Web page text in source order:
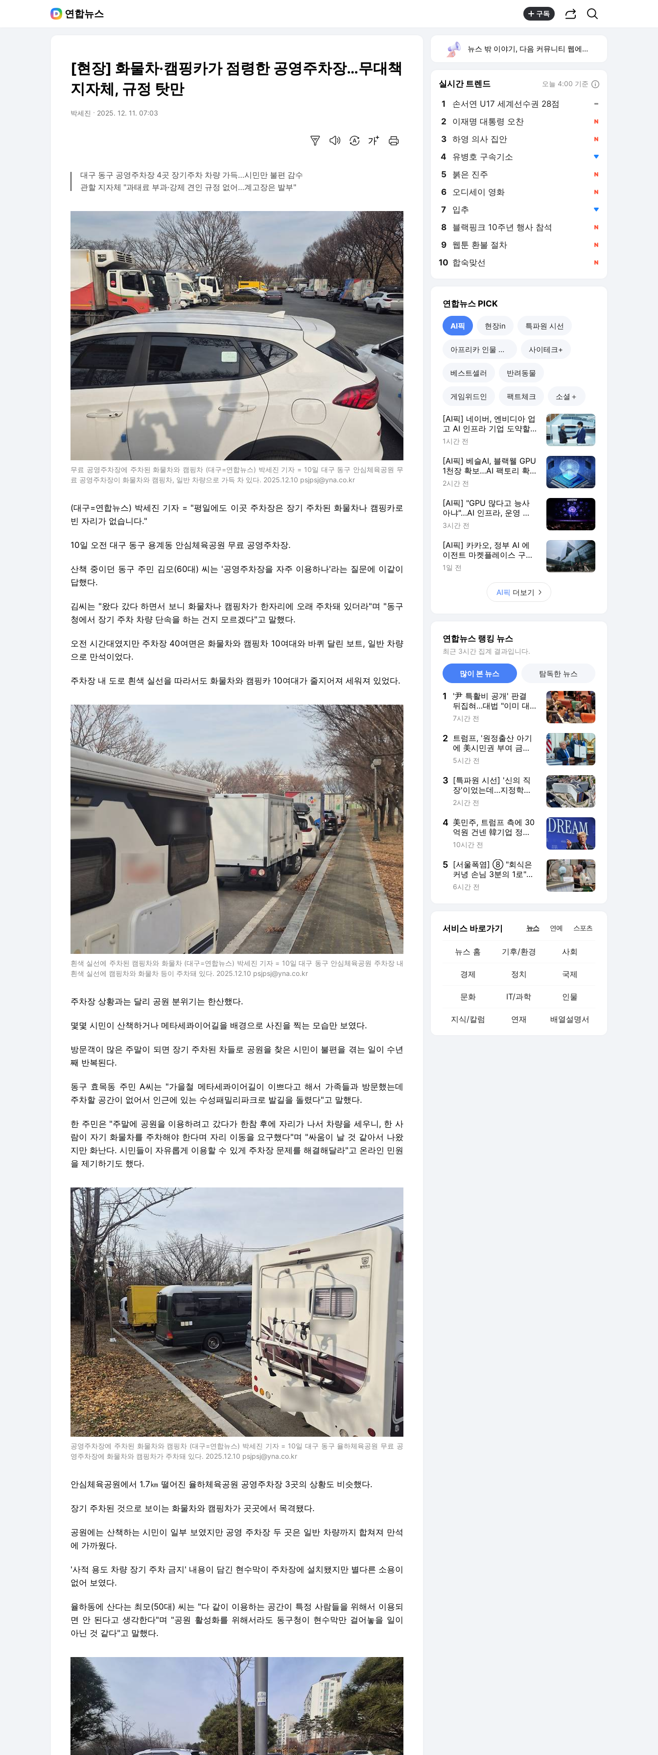
연합뉴스 구독
[현장] 화물차·캠핑카가 점령한 공영주차장…무대책
지자체, 규정 탓만
박세진 2025. 12. 11. 07:03
대구 동구 공영주차장 4곳 장기주차 차량 가득…시민만 불편 감수
관할 지자체 "과태료 부과·강제 견인 규정 없어…계고장은 발부"
무료 공영주차장에 주차된 화물차와 캠핑차 (대구=연합뉴스) 박세진 기자 = 10일 대구 동구 안심체육공원 무
료 공영주차장이 화물차와 캠핑차, 일반 차량으로 가득 차 있다. 2025.12.10 psjpsj@yna.co.kr
(대구=연합뉴스) 박세진 기자 = "평일에도 이곳 주차장은 장기 주차된 화물차나 캠핑카로
빈 자리가 없습니다."
10일 오전 대구 동구 용계동 안심체육공원 무료 공영주차장.
산책 중이던 동구 주민 김모(60대) 씨는 '공영주차장을 자주 이용하나'라는 질문에 이같이
답했다.
김씨는 "왔다 갔다 하면서 보니 화물차나 캠핑차가 한자리에 오래 주차돼 있더라"며 "동구
청에서 장기 주차 차량 단속을 하는 건지 모르겠다"고 말했다.
오전 시간대였지만 주차장 40여면은 화물차와 캠핑차 10여대와 바퀴 달린 보트, 일반 차량
으로 만석이었다.
주차장 내 도로 흰색 실선을 따라서도 화물차와 캠핑카 10여대가 줄지어져 세워져 있었다.
흰색 실선에 주차된 캠핑차와 화물차 (대구=연합뉴스) 박세진 기자 = 10일 대구 동구 안심체육공원 주차장 내
흰색 실선에 캠핑차와 화물차 등이 주차돼 있다. 2025.12.10 psjpsj@yna.co.kr
주차장 상황과는 달리 공원 분위기는 한산했다.
몇몇 시민이 산책하거나 메타세콰이어길을 배경으로 사진을 찍는 모습만 보였다.
방문객이 많은 주말이 되면 장기 주차된 차들로 공원을 찾은 시민이 불편을 겪는 일이 수년
째 반복된다.
동구 효목동 주민 A씨는 "가을철 메타세콰이어길이 이쁘다고 해서 가족들과 방문했는데
주차할 공간이 없어서 인근에 있는 수성패밀리파크로 발길을 돌렸다"고 말했다.
한 주민은 "주말에 공원을 이용하려고 갔다가 한참 후에 자리가 나서 차량을 세우니, 한 사
람이 자기 화물차를 주차해야 한다며 자리 이동을 요구했다"며 "싸움이 날 것 같아서 나왔
지만 화난다. 시민들이 자유롭게 이용할 수 있게 주차장 문제를 해결해달라"고 온라인 민원
을 제기하기도 했다.
공영주차장에 주차된 화물차와 캠핑차 (대구=연합뉴스) 박세진 기자 = 10일 대구 동구 율하체육공원 무료 공
영주차장에 화물차와 캠핑차가 주차돼 있다. 2025.12.10 psjpsj@yna.co.kr
안심체육공원에서 1.7㎞ 떨어진 율하체육공원 공영주차장 3곳의 상황도 비슷했다.
장기 주차된 것으로 보이는 화물차와 캠핑차가 곳곳에서 목격됐다.
공원에는 산책하는 시민이 일부 보였지만 공영 주차장 두 곳은 일반 차량까지 합쳐져 만석
에 가까웠다.
'사적 용도 차량 장기 주차 금지' 내용이 담긴 현수막이 주차장에 설치됐지만 별다른 소용이
없어 보였다.
율하동에 산다는 최모(50대) 씨는 "다 같이 이용하는 공간이 특정 사람들을 위해서 이용되
면 안 된다고 생각한다"며 "공원 활성화를 위해서라도 동구청이 현수막만 걸어놓을 일이
아닌 것 같다"고 말했다.
뉴스 밖 이야기, 다음 커뮤니티 웹에서 보기
실시간 트렌드 오늘 4:00 기준
1 손서연 U17 세계선수권 28점
2 이재명 대통령 오찬
3 하영 의사 집안
4 유병호 구속기소
5 붉은 진주
6 오디세이 영화
7 입추
8 블랙핑크 10주년 행사 참석
9 웹툰 환불 절차
10 합숙맞선
연합뉴스 PICK
AI픽 현장in 특파원 시선
아프리카 인물 열전 사이테크+
베스트셀러 반려동물
게임위드인 팩트체크 소셜＋
[AI픽] 네이버, 엔비디아 업
고 AI 인프라 기업 도약할
까
1시간 전
[AI픽] 베슬AI, 블랙웰 GPU
1천장 확보…AI 팩토리 확
장
2시간 전
[AI픽] "GPU 많다고 능사
아냐"…AI 인프라, 운영 효
율이 판가름
3시간 전
[AI픽] 카카오, 정부 AI 에
이전트 마켓플레이스 구축
한다
1일 전
AI픽 더보기
연합뉴스 랭킹 뉴스
최근 3시간 집계 결과입니다.
많이 본 뉴스 탐독한 뉴스
1
'尹 특활비 공개' 판결
뒤집혀…대법 "이미 대
통령기록관 이관"
7시간 전
2 트럼프, '원정출산 아기
에 美시민권 부여 금지'
행정명령 서명(종합)
5시간 전
3 [특파원 시선] '신의 직
장'이었는데…지정학적
격변에 몸살앓는 EU집
2시간 전
4 美민주, 트럼프 측에 30
억원 건넨 韓기업 정조
준…"잠재적 뇌물"
10시간 전
5 [서울폭염] ⑧ "회식은
커녕 손님 3분의 1로"…
외식 줄고 배달늘어
6시간 전
서비스 바로가기 뉴스 연예 스포츠
뉴스 홈 기후/환경 사회
경제 정치 국제
문화 IT/과학 인물
지식/칼럼 연재 배열설명서